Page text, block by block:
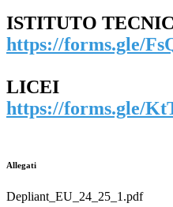
ISTITUTO
https://forms.gle/
LICEI
https://forms.gle/
Allegati
Depliant_EU_24_25_1.pdf